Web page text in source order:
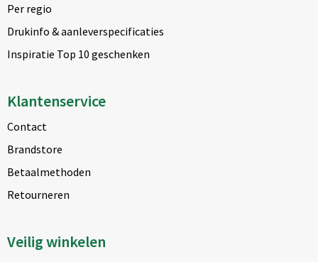
Per regio
Drukinfo & aanleverspecificaties
Inspiratie Top 10 geschenken
Klantenservice
Contact
Brandstore
Betaalmethoden
Retourneren
Veilig winkelen